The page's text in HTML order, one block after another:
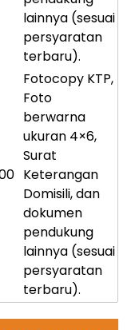
lainnya (sesuai
persyaratan
terbaru).
Fotocopy KTP,
Foto
berwarna
ukuran 4×6,
Surat
Keterangan
Domisili, dan
dokumen
pendukung
lainnya (sesuai
persyaratan
terbaru).